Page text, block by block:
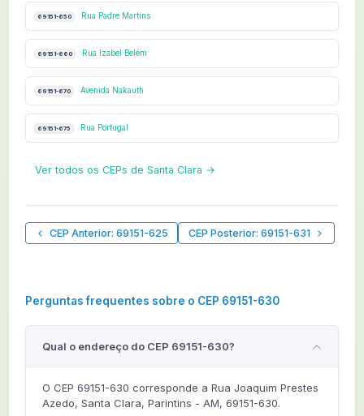
69151-650 Rua Padre Martins
69151-660 Rua Izabel Belém
69151-670 Avenida Nakauth
69151-675 Rua Portugal
Ver todos os CEPs de Santa Clara →
CEP Anterior: 69151-625 CEP Posterior: 69151-631
Perguntas frequentes sobre o CEP 69151-630
Qual o endereço do CEP 69151-630?
O CEP 69151-630 corresponde a Rua Joaquim Prestes
Azedo, Santa Clara, Parintins - AM, 69151-630.